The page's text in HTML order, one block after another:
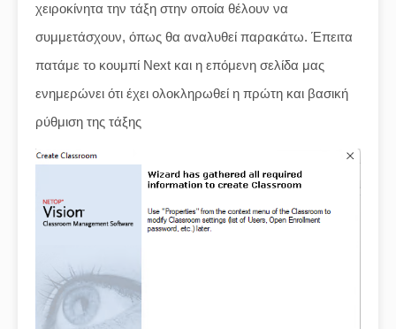
χειροκίνητα την τάξη στην οποία θέλουν να
συμμετάσχουν, όπως θα αναλυθεί παρακάτω. Έπειτα
πατάμε το κουμπί Next και η επόμενη σελίδα μας
ενημερώνει ότι έχει ολοκληρωθεί η πρώτη και βασική
ρύθμιση της τάξης